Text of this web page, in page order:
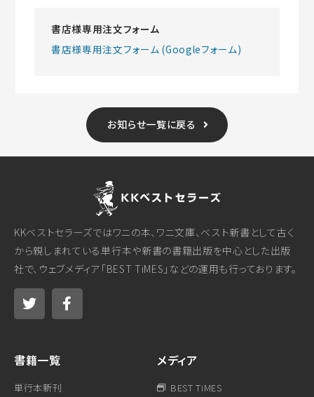
書店様専用注文フォーム
書店様専用注文フォーム (Googleフォーム)
お知らせ一覧に戻る
KKベストセラーズではワニの本、ワニ文庫、ベスト新書として古く
から親しまれている単行本や新書の書籍出版を中心とした出版
社で、ウェブメディア「BEST TiMES」などの運用も行っております。
書籍一覧
単行本新刊
メディア
BEST TiMES